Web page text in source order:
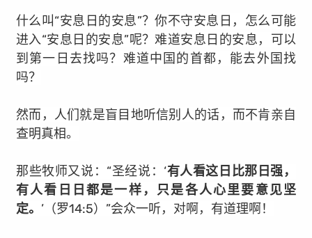
什么叫“安息日的安息”？你不守安息日，怎么可能
进入“安息日的安息”呢？难道安息日的安息，可以
到第一日去找吗？难道中国的首都，能去外国找
吗？
然而，人们就是盲目 地听信别人的话，而不肯亲自
查明真相。
那些牧师又说：“圣经说：‘有人看这日比那日强，
有人看日日都是一样，只是各人心里要意见坚
定。 ’（罗14:5）”会众一听，对啊，有道理啊！